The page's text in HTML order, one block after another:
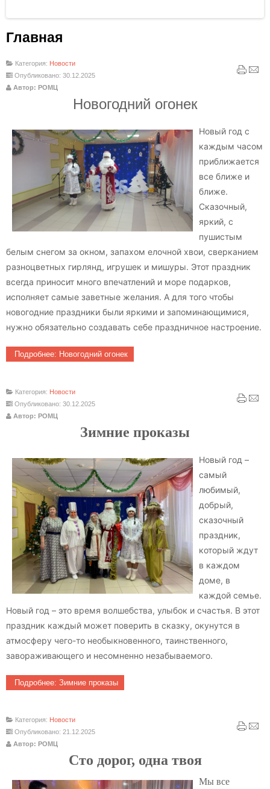
Главная
Категория: Новости
Опубликовано: 30.12.2025
Автор: РОМЦ
Новогодний огонек
Новый год с
каждым часом
приближается
все ближе и
ближе.
Сказочный,
яркий, с
пушистым
белым снегом за окном, запахом елочной хвои, сверканием
разноцветных гирлянд, игрушек и мишуры. Этот праздник
всегда приносит много впечатлений и море подарков,
исполняет самые заветные желания. А для того чтобы
новогодние праздники были яркими и запоминающимися,
нужно обязательно создавать себе праздничное настроение.
Подробнее: Новогодний огонек
Категория: Новости
Опубликовано: 30.12.2025
Автор: РОМЦ
Зимние проказы
Новый год –
самый
любимый,
добрый,
сказочный
праздник,
который ждут
в каждом
доме, в
каждой семье.
Новый год – это время волшебства, улыбок и счастья. В этот
праздник каждый может поверить в сказку, окунутся в
атмосферу чего-то необыкновенного, таинственного,
завораживающего и несомненно незабываемого.
Подробнее: Зимние проказы
Категория: Новости
Опубликовано: 21.12.2025
Автор: РОМЦ
Сто дорог, одна твоя
Мы все